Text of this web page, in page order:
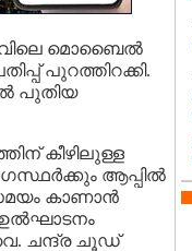
മൊബൈല്‍
പുറത്തിറക്കി.
പുതിയ
കീഴിലുള്ള
ആപ്പില്‍
കാണാന്‍
ചന്ദ്ര ചൂഡ്